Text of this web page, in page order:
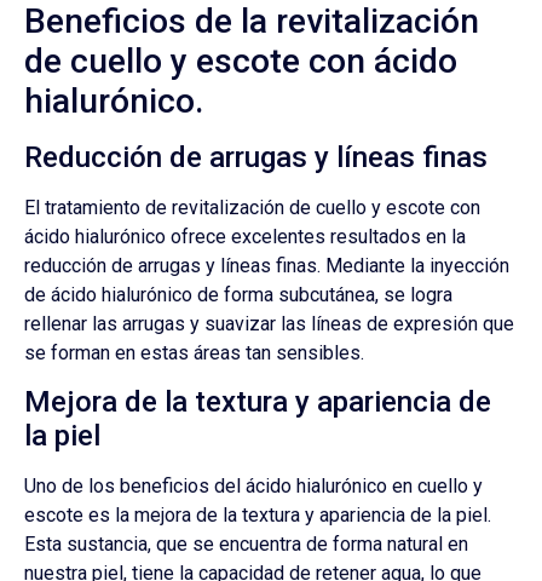
Beneficios de la revitalización
de cuello y escote con ácido
hialurónico.
Reducción de arrugas y líneas finas
El tratamiento de revitalización de cuello y escote con
ácido hialurónico ofrece excelentes resultados en la
reducción de arrugas y líneas finas. Mediante la inyección
de ácido hialurónico de forma subcutánea, se logra
rellenar las arrugas y suavizar las líneas de expresión que
se forman en estas áreas tan sensibles.
Mejora de la textura y apariencia de
la piel
Uno de los beneficios del ácido hialurónico en cuello y
escote es la mejora de la textura y apariencia de la piel.
Esta sustancia, que se encuentra de forma natural en
nuestra piel, tiene la capacidad de retener agua, lo que